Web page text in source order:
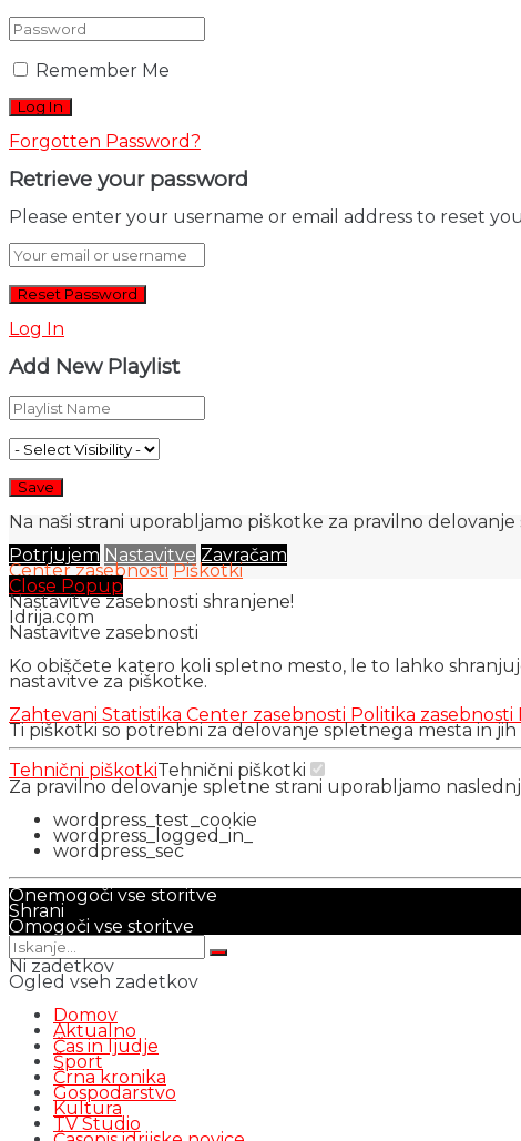
Remember Me
Forgotten Password?
Retrieve your password
Please enter your username or email address to reset
Log In
Add New Playlist
Na naši strani uporabljamo piškotke za pravilno
Potrjujem Nastavitve Zavračam
Center zasebnosti Piškotki
Close Popup
Nastavitve zasebnosti shranjene!
Idrija.com
Nastavitve zasebnosti
Ko obiščete katero koli spletno mesto, le to lahko
nastavitve za piškotke.
Zahtevani Statistika Center zasebnosti Politika zasebnosti
Ti piškotki so potrebni za delovanje spletnega mesta in
Tehnični piškotkiTehnični piškotki
Za pravilno delovanje spletne strani uporabljamo
wordpress_test_cookie
wordpress_logged_in_
wordpress_sec
Onemogoči vse storitve
Shrani
Omogoči vse storitve
Ni zadetkov
Ogled vseh zadetkov
Domov
Aktualno
Čas in ljudje
Šport
Črna kronika
Gospodarstvo
Kultura
TV Studio